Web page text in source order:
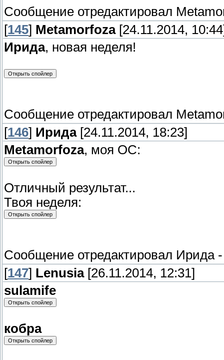
Сообщение отредактировал
[145] Metamorfoza[24.11.2014,
Ирида, новая неделя!
Сообщение отредактировал
[146] Ирида[24.11.2014, 18:23]
Metamorfoza, моя ОС:
Отличный результат...
Твоя неделя:
Сообщение отредактировал Ирида
[147] Lenusia[26.11.2014, 12:31]
sulamife
кобра